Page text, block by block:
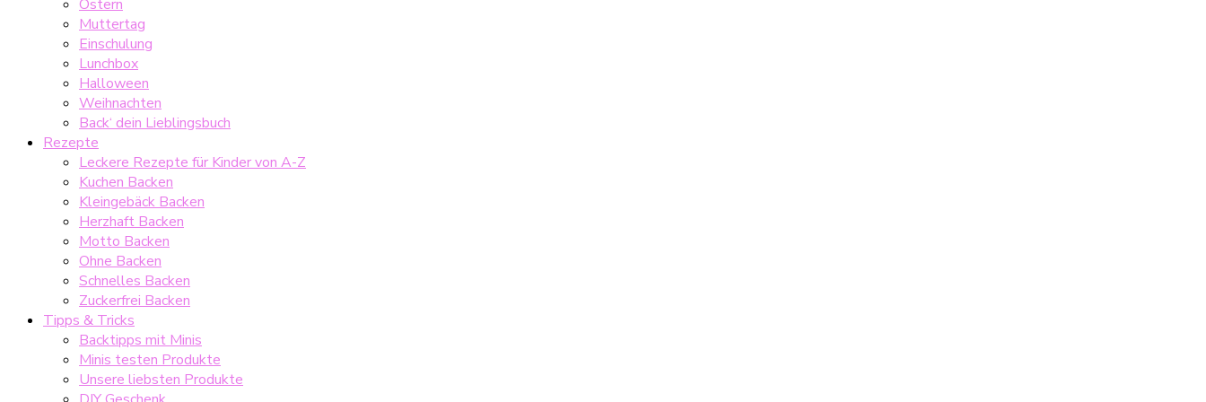
Ostern
Muttertag
Einschulung
Lunchbox
Halloween
Weihnachten
Back‘ dein Lieblingsbuch
Rezepte
Leckere Rezepte für Kinder von A-Z
Kuchen Backen
Kleingebäck Backen
Herzhaft Backen
Motto Backen
Ohne Backen
Schnelles Backen
Zuckerfrei Backen
Tipps & Tricks
Backtipps mit Minis
Minis testen Produkte
Unsere liebsten Produkte